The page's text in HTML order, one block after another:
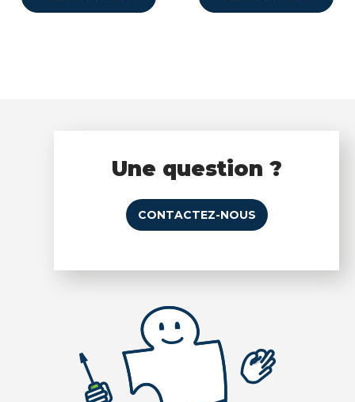
Une question ?
CONTACTEZ-NOUS